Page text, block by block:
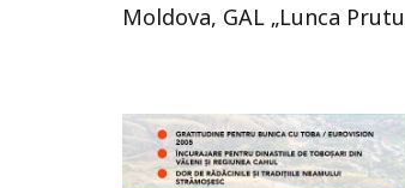
Moldova, GAL „Lunca